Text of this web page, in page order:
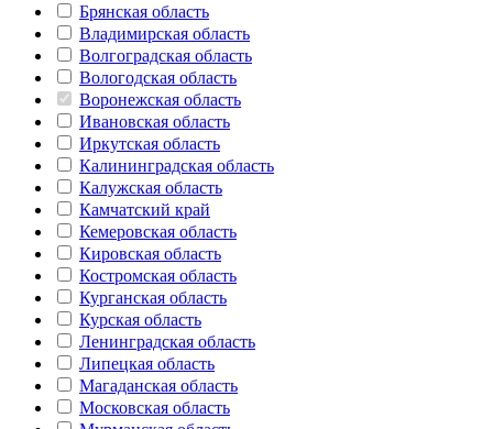
Брянская область
Владимирская область
Волгоградская область
Вологодская область
Воронежская область
Ивановская область
Иркутская область
Калининградская область
Калужская область
Камчатский край
Кемеровская область
Кировская область
Костромская область
Курганская область
Курская область
Ленинградская область
Липецкая область
Магаданская область
Московская область